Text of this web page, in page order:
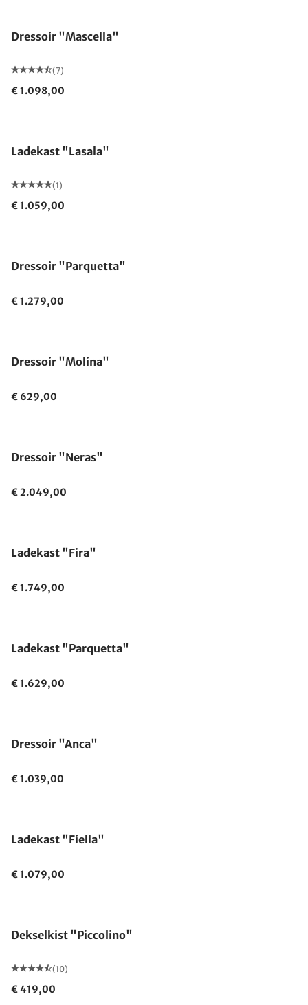
Dressoir "Mascella"
(7)
€ 1.098,00
Ladekast "Lasala"
(1)
€ 1.059,00
Dressoir "Parquetta"
€ 1.279,00
Dressoir "Molina"
€ 629,00
Dressoir "Neras"
€ 2.049,00
Ladekast "Fira"
€ 1.749,00
Ladekast "Parquetta"
€ 1.629,00
Dressoir "Anca"
€ 1.039,00
Ladekast "Fiella"
€ 1.079,00
Dekselkist "Piccolino"
(10)
€ 419,00